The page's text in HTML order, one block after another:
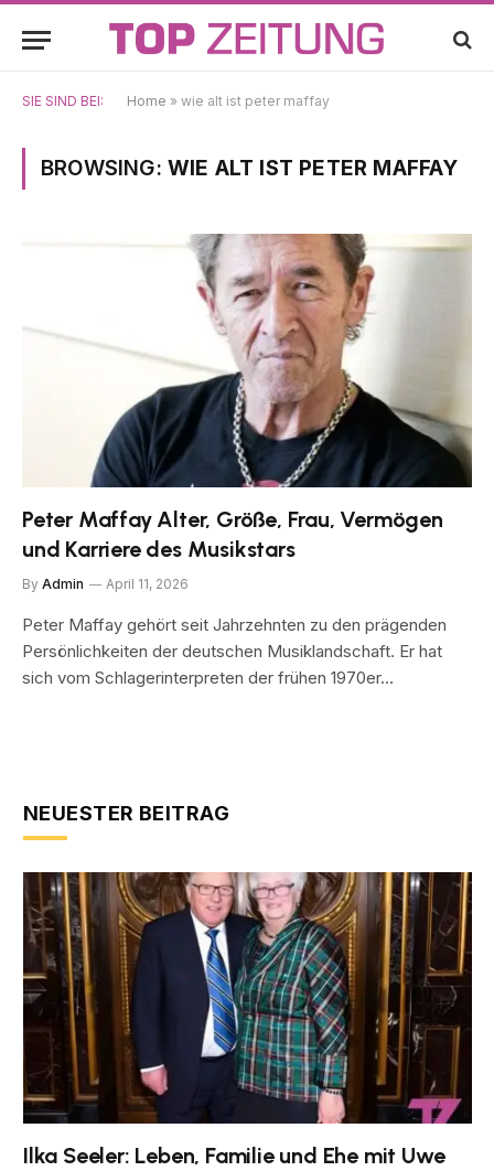
SIE SIND BEI: Home » wie alt ist peter maffay
BROWSING: WIE ALT IST PETER MAFFAY
Peter Maffay Alter, Größe, Frau, Vermögen
und Karriere des Musikstars
By Admin April 11, 2026
Peter Maffay gehört seit Jahrzehnten zu den prägenden
Persönlichkeiten der deutschen Musiklandschaft. Er hat
sich vom Schlagerinterpreten der frühen 1970er…
NEUESTER BEITRAG
Ilka Seeler: Leben, Familie und Ehe mit Uwe